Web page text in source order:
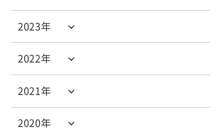
2020年
2021年
2022年
2023年